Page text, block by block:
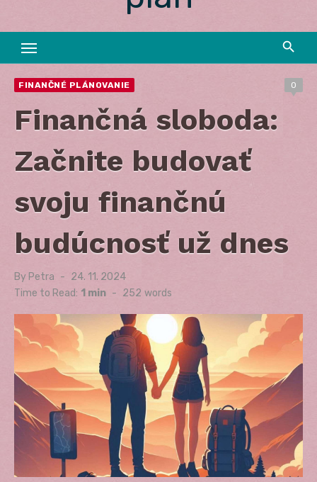
FINANČNÉ PLÁNOVANIE 0
Finančná sloboda:
Začnite budovať
svoju finančnú
budúcnosť už dnes
By Petra
Posted
on
24. 11. 2024
Time to Read: 1 min - 252 words